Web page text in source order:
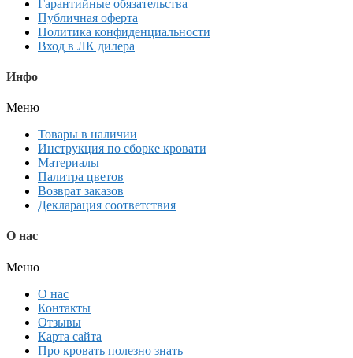
Гарантийные обязательства
Публичная оферта
Политика конфиденциальности
Вход в ЛК дилера
Инфо
Меню
Товары в наличии
Инструкция по сборке кровати
Материалы
Палитра цветов
Возврат заказов
Декларация соответствия
О нас
Меню
О нас
Контакты
Отзывы
Карта сайта
Про кровать полезно знать